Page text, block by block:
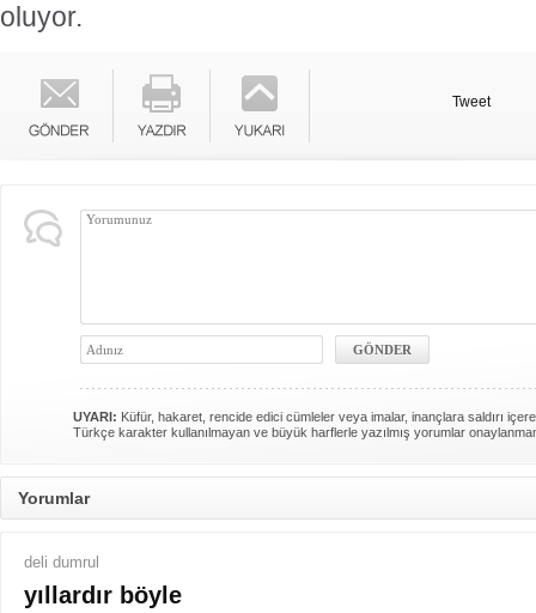
oluyor.
Tweet
UYARI: Küfür, hakaret, rencide edici cümleler veya imalar, inançlara saldırı
Türkçe karakter kullanılmayan ve büyük harflerle yazılmış yorumlar
Yorumlar
deli dumrul
yıllardır böyle